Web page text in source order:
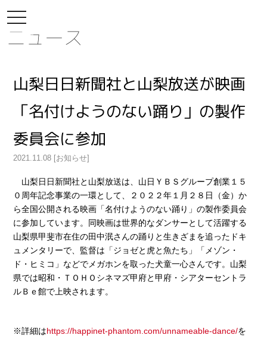
toggle
navigation
ニュース
山梨日日新聞社と山梨放送が映画
「名付けようのない踊り」の製作
委員会に参加
2021.11.08 [お知らせ]
山梨日日新聞社と山梨放送は、山日ＹＢＳグループ創業１５
０周年記念事業の一環として、２０２２年１月２８日（金）か
ら全国公開される映画「名付けようのない踊り」の製作委員会
に参加しています。同映画は世界的なダンサーとして活躍する
山梨県甲斐市在住の田中泯さんの踊りと生きざまを追ったドキ
ュメンタリーで、監督は「ジョゼと虎と魚たち」「メゾン・
ド・ヒミコ」などでメガホンを取った犬童一心さんです。山梨
県では昭和・ＴＯＨＯシネマズ甲府と甲府・シアターセントラ
ルＢｅ館で上映されます。
※詳細はhttps://happinet-phantom.com/unnameable-dance/を